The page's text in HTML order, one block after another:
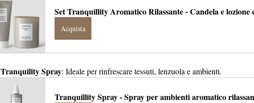
Set Tranquillity Aromatico Rilassante - Candela e lozione
Acquista
Tranquility Spray: Ideale per rinfrescare tessuti, lenzuola e ambienti.
Tranquillity Spray - Spray per ambienti aromatico